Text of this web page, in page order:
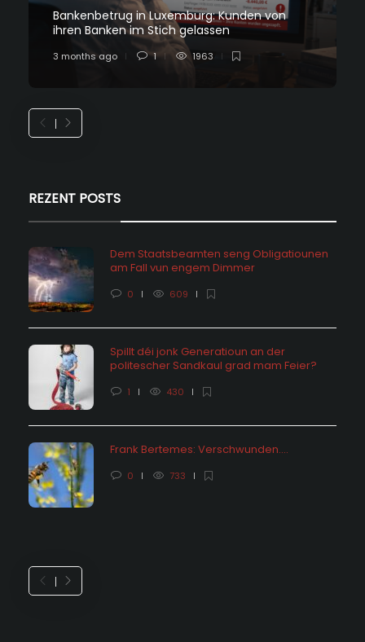
Bankenbetrug in Luxemburg: Kunden von
ihren Banken im Stich gelassen
3 months ago 1 1963
REZENT POSTS
Dem Staatsbeamten seng Obligatiounen
am Fall vun engem Dimmer
0 609
Spillt déi jonk Generatioun an der
politescher Sandkaul grad mam Feier?
1 430
Frank Bertemes: Verschwunden….
0 733